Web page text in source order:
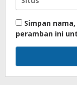
Simpan
peramban ini